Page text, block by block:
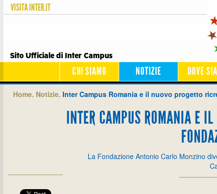
VISITAINTER.IT
Sito Ufficiale di Inter Campus
CHI SIAMO NOTIZIE DOVE
Home. Notizie. Inter Campus Romania e il nuovo progetto
INTER CAMPUS ROMANIA E
La Fondazione Antonio Carlo Monzino